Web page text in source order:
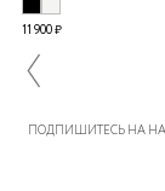
11 900 ₽
ПОДПИШИТЕСЬ НА